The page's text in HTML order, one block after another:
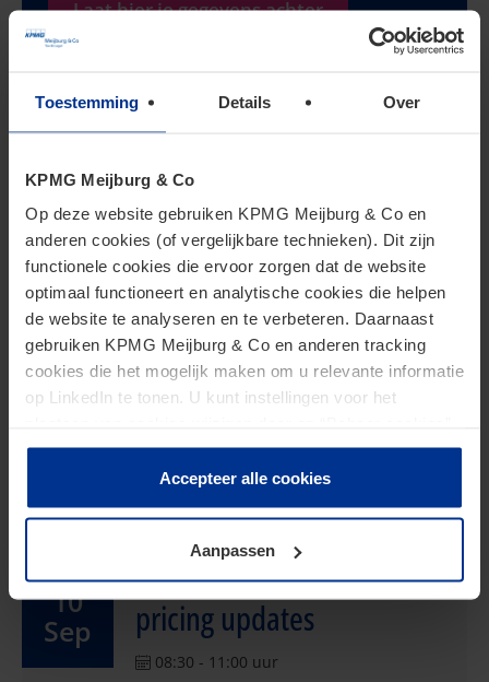
Toestemming Details Over
KPMG Meijburg & Co
Op deze website gebruiken KPMG Meijburg & Co en
anderen cookies (of vergelijkbare technieken). Dit zijn
functionele cookies die ervoor zorgen dat de website
optimaal functioneert en analytische cookies die helpen
de website te analyseren en te verbeteren. Daarnaast
gebruiken KPMG Meijburg & Co en anderen tracking
cookies die het mogelijk maken om u relevante informatie
op LinkedIn te tonen. U kunt instellingen voor het
te klikken. Als u op “Accepteer alle cookies” klikt, geeft u
toestemming voor het gebruik van alle cookies. Deze
toestemming kunt u altijd weer intrekken.
Accepteer alle cookies
Aanpassen
Laat hier je gegevens achter
Actueel
Nieuws Woningcorporaties
Aankomende events
10
Sep
Bijeenkomst - Transfer
pricing updates
08:30 - 11:00 uur